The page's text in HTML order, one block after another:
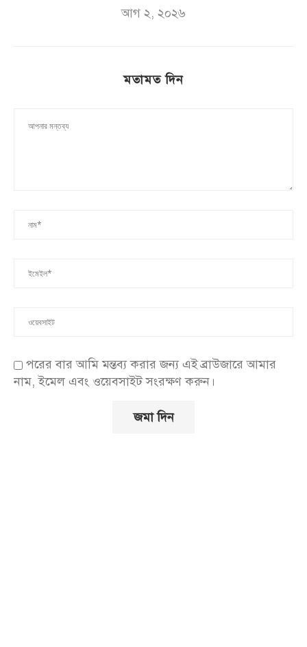
আগ ২, ২০২৬
মতামত দিন
পরের বার আমি মন্তব্য করার জন্য এই ব্রাউজারে আমার
নাম, ইমেল এবং ওয়েবসাইট সংরক্ষণ করুন।